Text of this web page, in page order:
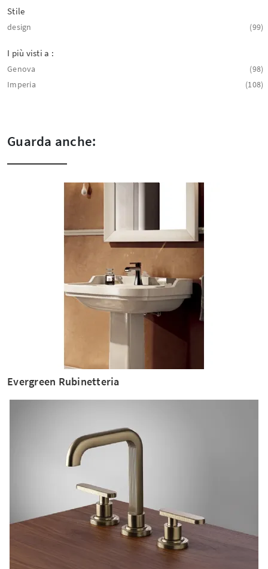
Stile
design 99
I più visti a :
Genova
98
Imperia
108
Guarda anche:
Evergreen Rubinetteria